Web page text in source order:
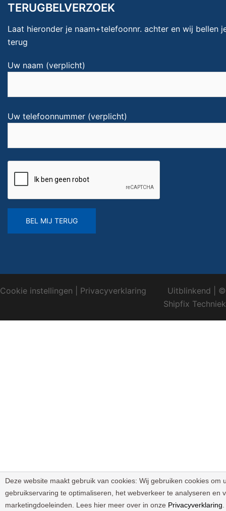
TERUGBELVERZOEK
Laat hieronder je naam+telefoonnr. achter en wij bellen
terug
Uw naam (verplicht)
Uw telefoonnummer (verplicht)
Cookie instellingen Privacyverklaring Uitblinkend | ©
Shipfix Techniek
Deze website maakt gebruik van cookies: Wij gebruiken cookies om
gebruikservaring te optimaliseren, het webverkeer te analyseren en
marketingdoeleinden. Lees hier meer over in onze Privacyverklaring